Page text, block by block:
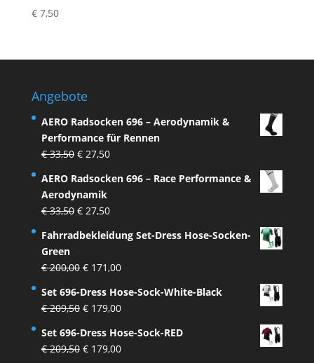
€7,50
Angebote
AERO Radsocken 696 – Aerodynamik &
Performance für Rennen
€33,50 Ursprünglicher
war:
€ 33,50
€27,50Aktueller
ist:
AERO Radsocken 696 – Race Performance &
Aerodynamik
€33,50 Ursprünglicher
war:
€27,50Aktueller
ist:
Fahrradbekleidung Set-Dress Hose-Socken-
Green
€200,00 Ursprünglicher
war:
€ 200,00
€171,00Aktueller
ist:
€ 171,00.
Set 696-Dress Hose-Sock-White-Black
€209,50 Ursprünglicher
war:
€ 209,50
€179,00Aktueller
ist:
€ 179,00.
Set 696-Dress Hose-Sock-RED
€209,50 Ursprünglicher
€179,00Aktueller